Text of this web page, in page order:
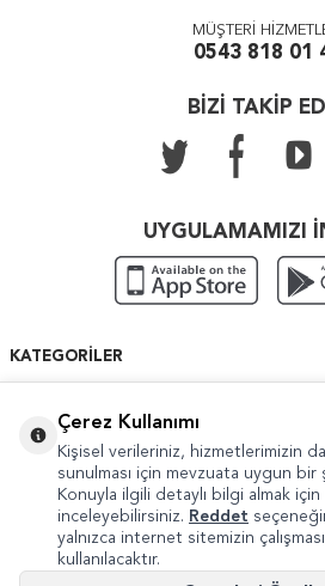
MÜŞTERİ
0543 818 01
BİZİ TAKİP
UYGULAMAMIZI
KATEGORILER
HIZLI ERIŞIM
Çerez Kullanımı
Kişisel verileriniz, hizmetlerimizin
sunulması için mevzuata uygun bir
Konuyla ilgili detaylı bilgi almak için
inceleyebilirsiniz. Reddet
yalnızca internet sitemizin
kullanılacaktır.